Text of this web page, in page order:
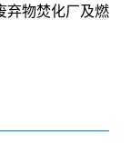
弃物焚化厂及燃